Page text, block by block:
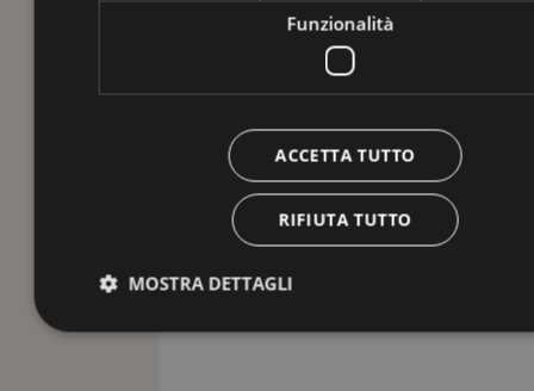
Funzionalità
ACCETTA TUTTO
RIFIUTA TUTTO
MOSTRA DETTAGLI